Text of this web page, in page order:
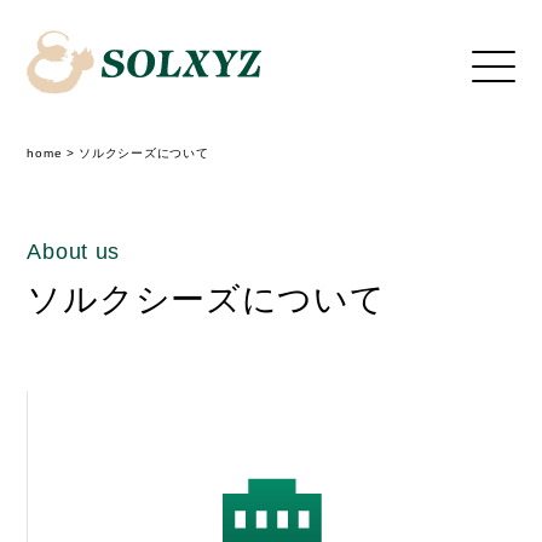
home > ソルクシーズについて
About us
ソルクシーズについて